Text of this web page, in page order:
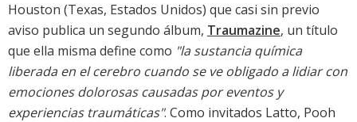
Houston (Texas, Estados Unidos) que casi sin previo
aviso publica un segundo álbum, Traumazine, un título
que ella misma define como "la sustancia química
liberada en el cerebro cuando se ve obligado a lidiar con
emociones dolorosas causadas por eventos y
experiencias traumáticas". Como invitados Latto, Pooh